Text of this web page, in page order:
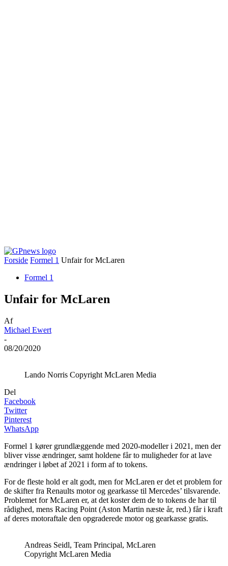
Forside Formel 1 Unfair for McLaren
Formel 1
Unfair for McLaren
Af
Michael Ewert
-
08/20/2020
Lando Norris Copyright McLaren Media
Del
Facebook
Twitter
Pinterest
WhatsApp
Formel 1 kører grundlæggende med 2020-modeller i 2021, men der
bliver visse ændringer, samt holdene får to muligheder for at lave
ændringer i løbet af 2021 i form af to tokens.
For de fleste hold er alt godt, men for McLaren er det et problem for
de skifter fra Renaults motor og gearkasse til Mercedes’ tilsvarende.
Problemet for McLaren er, at det koster dem de to tokens de har til
rådighed, mens Racing Point (Aston Martin næste år, red.) får i kraft
af deres motoraftale den opgraderede motor og gearkasse gratis.
Andreas Seidl, Team Principal, McLaren
Copyright McLaren Media